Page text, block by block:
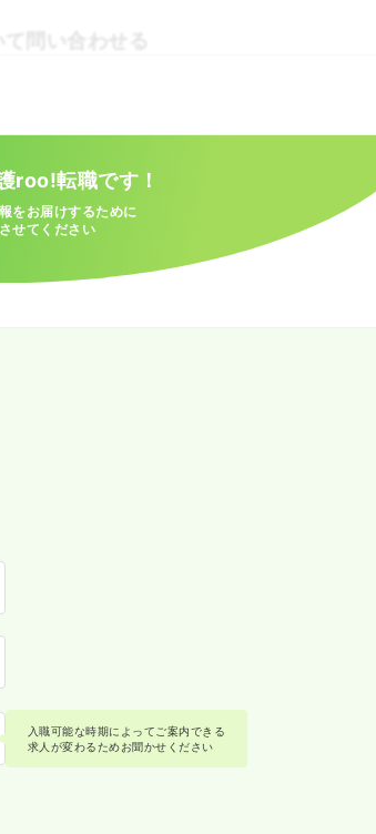
問い合わせる
roo!転職です！
をお届けするために
せてください
入職可能な時期によってご案内できる
求人が変わるためお聞かせください